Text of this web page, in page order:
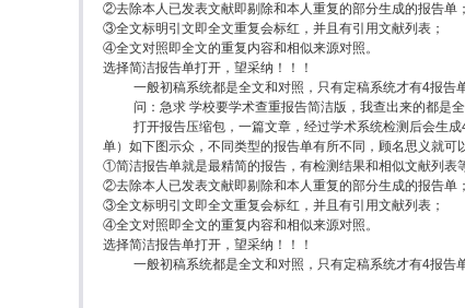
②去除本人已发表文献即剔除和本人重复的部分生成的报告单；
③全文标明引文即全文重复会标红，并且有引用文献列表；
④全文对照即全文的重复内容和相似来源对照。
选择简洁报告单打开，望采纳！！！
一般初稿系统都是全文和对照，只有定稿系统才有4报
问：急求 学校要学术查重报告简洁版，我查出来的都是
打开报告压缩包，一篇文章，经过学术系统检测后会生
单）如下图示众，不同类型的报告单有所不同，顾名思义就可
①简洁报告单就是最精简的报告，有检测结果和相似文献列表
②去除本人已发表文献即剔除和本人重复的部分生成的报告单；
③全文标明引文即全文重复会标红，并且有引用文献列表；
④全文对照即全文的重复内容和相似来源对照。
选择简洁报告单打开，望采纳！！！
一般初稿系统都是全文和对照，只有定稿系统才有4报